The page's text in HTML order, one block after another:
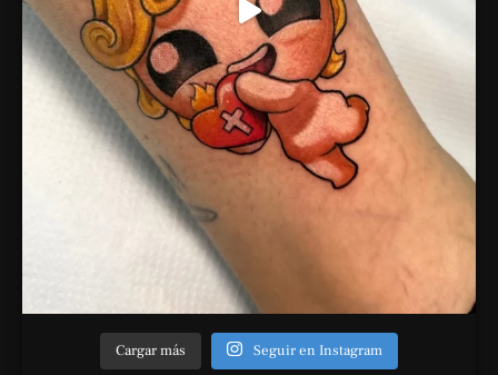
Cargar más Seguir en Instagram